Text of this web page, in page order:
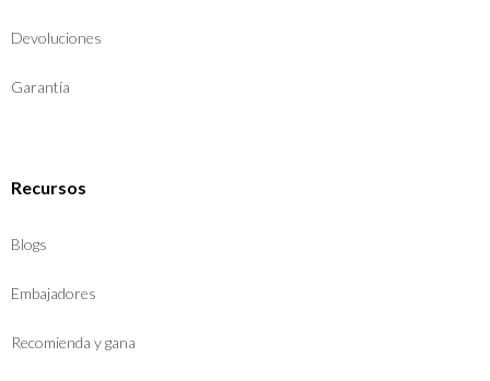
Devoluciones
Garantía
Recursos
Blogs
Embajadores
Recomienda y gana